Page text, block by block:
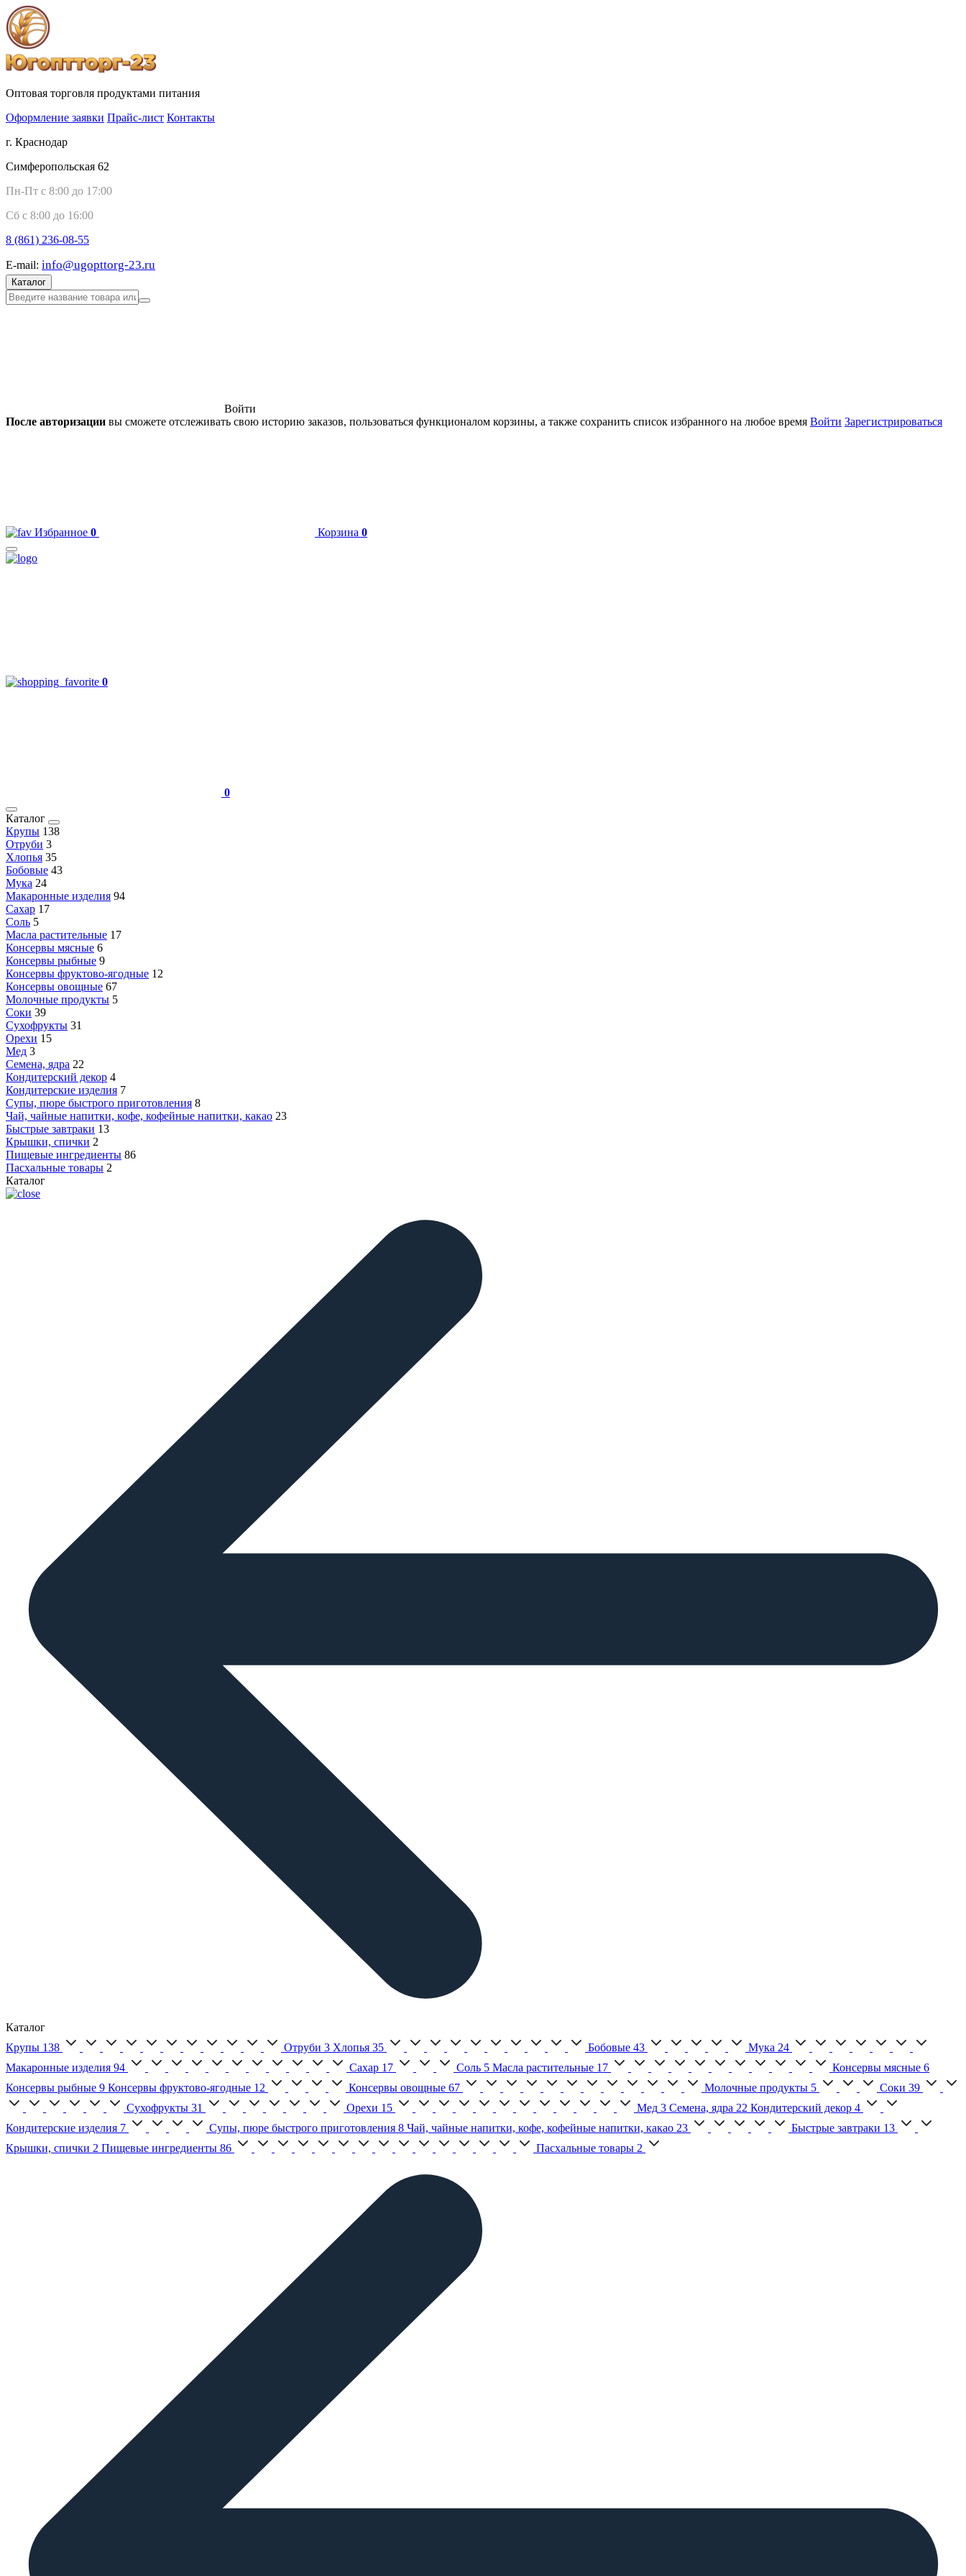
Оптовая торговля продуктами питания
Оформление заявки Прайс-лист Контакты
г. Краснодар
Симферопольская 62
Пн-Пт с 8:00 до 17:00
Сб с 8:00 до 16:00
8 (861) 236-08-55
E-mail: info@ugopttorg-23.ru
Каталог
Войти
После авторизации вы сможете отслеживать свою историю заказов, пользоваться функционалом корзины, а также сохранить список избранного на любое время Войти Зарегистрироваться
Избранное 0 Корзина 0
0
0
Каталог
Крупы 138
Отруби 3
Хлопья 35
Бобовые 43
Мука 24
Макаронные изделия 94
Сахар 17
Соль 5
Масла растительные 17
Консервы мясные 6
Консервы рыбные 9
Консервы фруктово-ягодные 12
Консервы овощные 67
Молочные продукты 5
Соки 39
Сухофрукты 31
Орехи 15
Мед 3
Семена, ядра 22
Кондитерский декор 4
Кондитерские изделия 7
Супы, пюре быстрого приготовления 8
Чай, чайные напитки, кофе, кофейные напитки, какао 23
Быстрые завтраки 13
Крышки, спички 2
Пищевые ингредиенты 86
Пасхальные товары 2
Каталог
Каталог
Крупы 138 Отруби 3 Хлопья 35 Бобовые 43 Мука 24
Макаронные изделия 94 Сахар 17 Соль 5 Масла растительные 17 Консервы мясные 6
Консервы рыбные 9 Консервы фруктово-ягодные 12 Консервы овощные 67 Молочные продукты 5 Соки 39
Сухофрукты 31 Орехи 15 Мед 3 Семена, ядра 22 Кондитерский декор 4
Кондитерские изделия 7 Супы, пюре быстрого приготовления 8 Чай, чайные напитки, кофе, кофейные напитки, какао 23 Быстрые завтраки 13
Крышки, спички 2 Пищевые ингредиенты 86 Пасхальные товары 2